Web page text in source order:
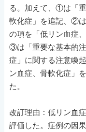
る。加えて、①は「
軟化症」を追記、②は
の項を「低リン血症
③は「重要な基本的
症」に関する注意喚
ン血症、骨軟化症」
た。
改訂理由：低リン血
評価した。症例の因